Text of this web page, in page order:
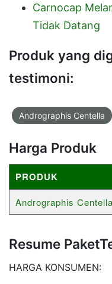
Carnocap
Tidak Datang
Produk yang
testimoni:
Andrographis Centella
Harga Produk
PRODUK
Andrographis Centella
Resume
HARGA KONSUMEN: